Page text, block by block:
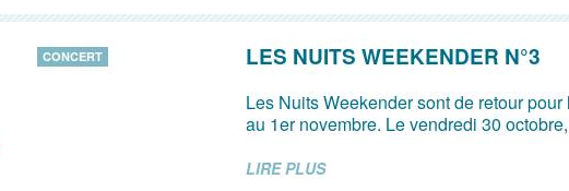
CONCERT LES NUITS WEEKENDER N°3
Les Nuits Weekender sont de retour
au 1er novembre. Le vendredi 30
LIRE PLUS